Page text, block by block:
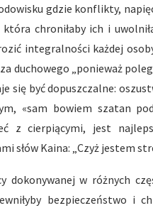
gdzie konflikty,
która chroniłaby ich i
integralności każdej
duchowego „ponieważ
się być dopuszczalne:
«sam bowiem szatan
z cierpiącymi, jest
słów Kaina: „Czyż jestem
dokonywanej w różnych
bezpieczeństwo i